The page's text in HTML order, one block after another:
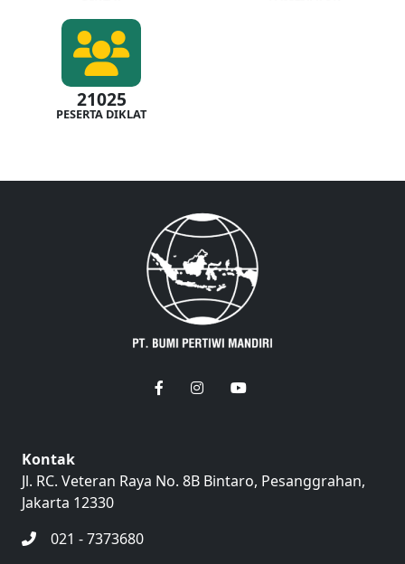
21025
PESERTA DIKLAT
Kontak
Jl. RC. Veteran Raya No. 8B Bintaro, Pesanggrahan,
Jakarta 12330
021 - 7373680